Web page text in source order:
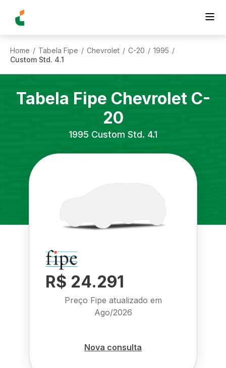
Home / Tabela Fipe / Chevrolet / C-20 / 1995 /
Custom Std. 4.1
Tabela Fipe Chevrolet C-
20
1995 Custom Std. 4.1
R$ 24.291
Preço Fipe atualizado em
Ago/2026
Nova consulta